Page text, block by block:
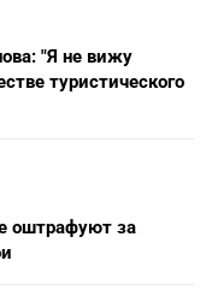
"Я не вижу
туристического
оштрафуют за